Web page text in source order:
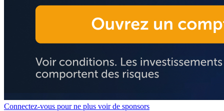
Connectez-vous pour ne plus voir de sponsors